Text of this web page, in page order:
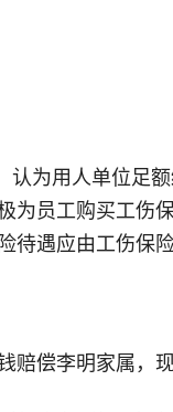
为用人单位足
为员工购买工伤
遇应由工伤保险
偿李明家属，